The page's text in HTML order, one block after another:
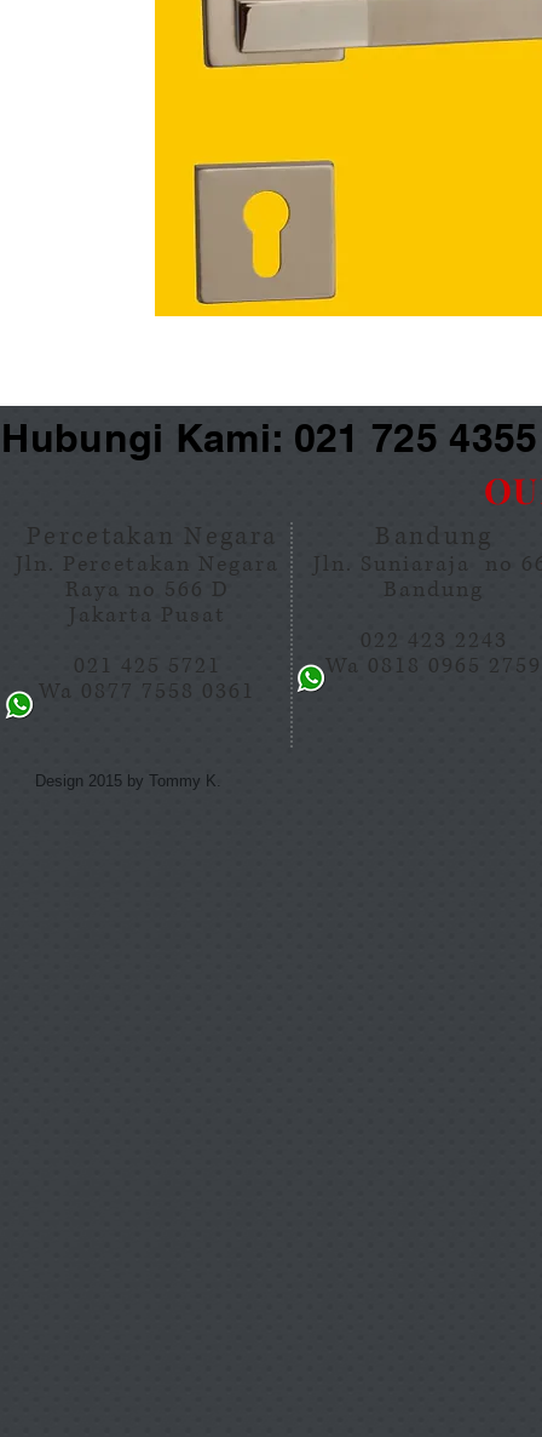
Kami: 021 725
Percetakan Negara
Jln. Percetakan Negara
Raya no 566 D
Jakarta Pusat
021 425 5721
Wa 0877 7558 0361
Bandung
Jln. Suniaraja no
Bandung
022 423 2243
Wa 0818 0965 2759
Design 2015 by Tommy K.